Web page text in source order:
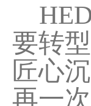
要转
匠心
再一